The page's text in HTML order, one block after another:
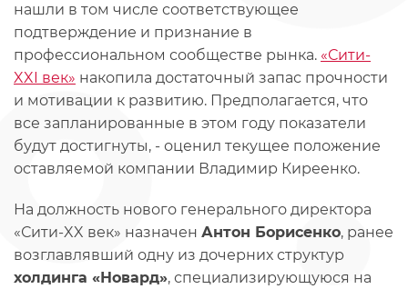
нашли в том числе соответствующее
подтверждение и признание в
профессиональном сообществе рынка. «Сити-
XXI век» накопила достаточный запас прочности
и мотивации к развитию. Предполагается, что
все запланированные в этом году показатели
будут достигнуты, - оценил текущее положение
оставляемой компании Владимир Киреенко.
На должность нового генерального директора
«Сити-XX век» назначен Антон Борисенко, ранее
возглавлявший одну из дочерних структур
холдинга «Новард», специализирующуюся на